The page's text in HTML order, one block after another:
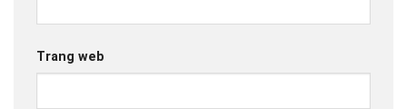
Trang web